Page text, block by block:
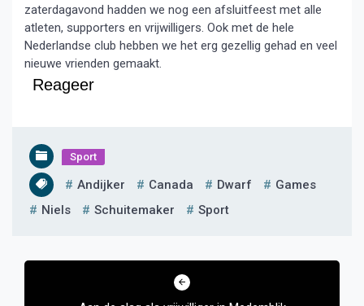
zaterdagavond hadden we nog een afsluitfeest met alle
atleten, supporters en vrijwilligers. Ook met de hele
Nederlandse club hebben we het erg gezellig gehad en veel
nieuwe vrienden gemaakt.
Reageer
Sport
Andijker Canada Dwarf
Games
Niels
Schuitemaker Sport
Bericht